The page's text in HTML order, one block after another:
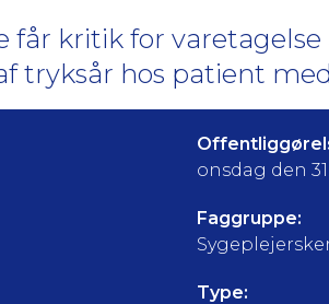
kritik for varetagelse
tryksår hos patient
onsdag den
Faggruppe:
Type: